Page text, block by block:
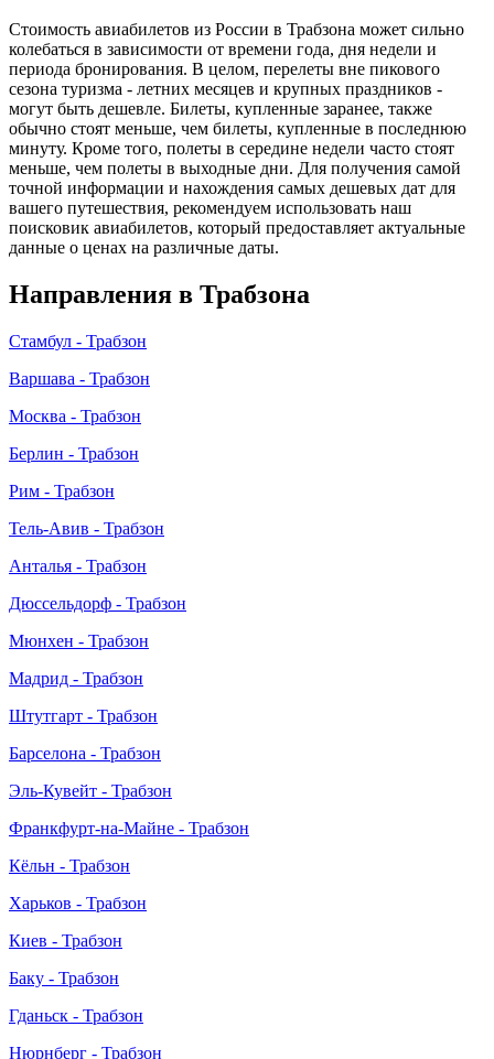
Стоимость авиабилетов из России в Трабзона может сильно
колебаться в зависимости от времени года, дня недели и
периода бронирования. В целом, перелеты вне пикового
сезона туризма - летних месяцев и крупных праздников -
могут быть дешевле. Билеты, купленные заранее, также
обычно стоят меньше, чем билеты, купленные в последнюю
минуту. Кроме того, полеты в середине недели часто стоят
меньше, чем полеты в выходные дни. Для получения самой
точной информации и нахождения самых дешевых дат для
вашего путешествия, рекомендуем использовать наш
поисковик авиабилетов, который предоставляет актуальные
данные о ценах на различные даты.
Направления в Трабзона
Стамбул - Трабзон
Варшава - Трабзон
Москва - Трабзон
Берлин - Трабзон
Рим - Трабзон
Тель-Авив - Трабзон
Анталья - Трабзон
Дюссельдорф - Трабзон
Мюнхен - Трабзон
Мадрид - Трабзон
Штутгарт - Трабзон
Барселона - Трабзон
Эль-Кувейт - Трабзон
Франкфурт-на-Майне - Трабзон
Кёльн - Трабзон
Харьков - Трабзон
Киев - Трабзон
Баку - Трабзон
Гданьск - Трабзон
Нюрнберг - Трабзон